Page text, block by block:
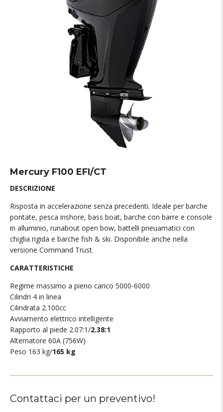
Mercury F100 EFI/CT
DESCRIZIONE
Risposta in accelerazione senza precedenti. Ideale per barche
pontate, pesca inshore, bass boat, barche con barre e console
in alluminio, runabout open bow, battelli pneuamatici con
chiglia rigida e barche fish & ski. Disponibile anche nella
versione Command Trust.
CARATTERISTICHE
Regime massimo a pieno carico 5000-6000
Cilindri 4 in linea
Cilindrata 2.100cc
Avviamento elettrico intelligente
Rapporto al piede 2.07:1/2.38:1
Alternatore 60A (756W)
Peso 163 kg/165 kg
Contattaci per un preventivo!